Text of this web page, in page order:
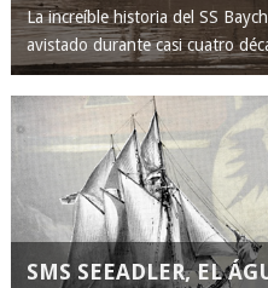
La increíble historia del SS
avistado durante casi cuatro
SMS SEEADLER, EL